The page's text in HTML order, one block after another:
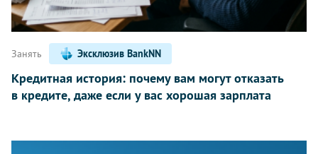
Занять Эксклюзив BankNN
Кредитная история: почему вам могут отказать
в кредите, даже если у вас хорошая зарплата